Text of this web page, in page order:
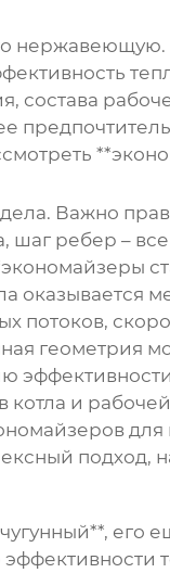
состава
Важно
ребер –
оказывается
потоков,
геометрия
и
подход,
его